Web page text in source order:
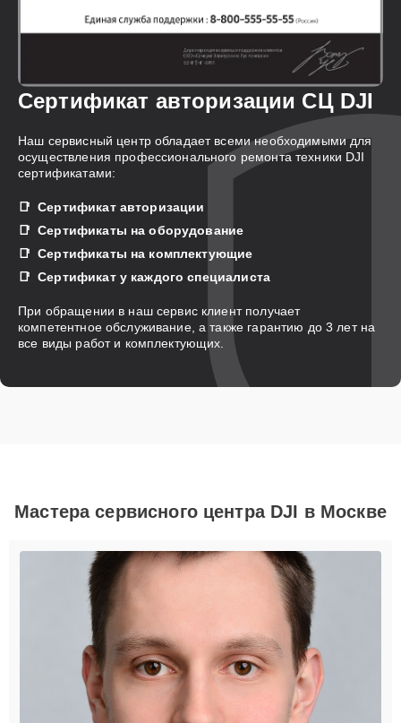
Сертификат авторизации СЦ DJI
Наш сервисный центр обладает всеми необходимыми для
осуществления профессионального ремонта техники DJI
сертификатами:
Сертификат авторизации
Сертификаты на оборудование
Сертификаты на комплектующие
Сертификат у каждого специалиста
При обращении в наш сервис клиент получает
компетентное обслуживание, а также гарантию до 3 лет на
все виды работ и комплектующих.
Мастера сервисного центра DJI в Москве